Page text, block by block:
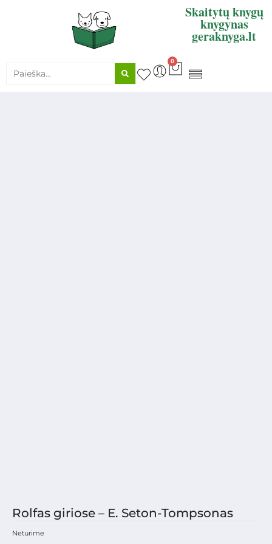
Skaitytų knygų
knygynas
geraknyga.lt
0
Rolfas giriose – E. Seton-Tompsonas
Neturime